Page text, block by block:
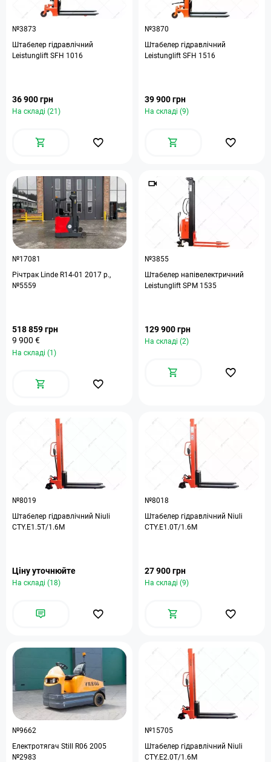
№3873
Штабелер гідравлічний
Leistunglift SFH 1016
36 900 грн
На складі (21)
№3870
Штабелер гідравлічний
Leistunglift SFH 1516
39 900 грн
На складі (9)
№17081
Річтрак Linde R14-01 2017 р.,
№5559
518 859 грн
9 900 €
На складі (1)
№3855
Штабелер напівелектричний
Leistunglift SPМ 1535
129 900 грн
На складі (2)
№8019
Штабелер гідравлічний Niuli
CTY.E1.5T/1.6M
Ціну уточнюйте
На складі (18)
№8018
Штабелер гідравлічний Niuli
CTY.E1.0T/1.6M
27 900 грн
На складі (9)
№9662
Електротягач Still R06 2005
№2983
№15705
Штабелер гідравлічний Niuli
CTY.E2.0T/1.6M